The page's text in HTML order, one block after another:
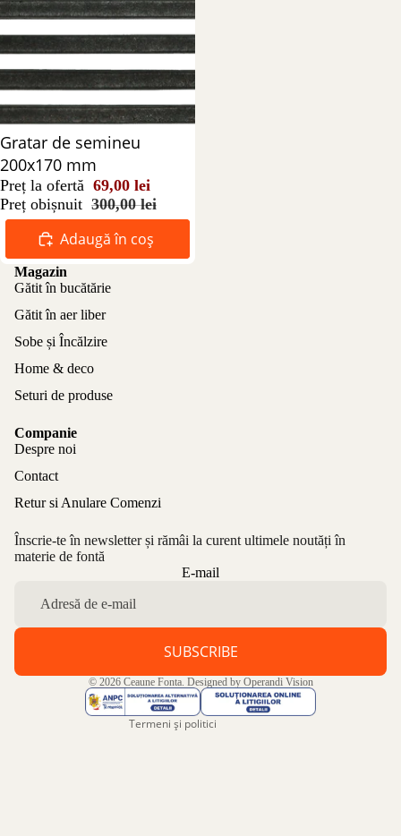
Reducere 77%
Gratar de semineu
200x170 mm
Preț la ofertă 69,00 lei
Preț obișnuit 300,00 lei
Adaugă în coș
Magazin
Gătit în bucătărie
Gătit în aer liber
Sobe și Încălzire
Home & deco
Seturi de produse
Companie
Despre noi
Contact
Retur si Anulare Comenzi
Înscrie-te în newsletter și rămâi la curent ultimele noutăți în
materie de fontă
E-mail
SUBSCRIBE
© 2026 Ceaune Fonta. Designed by Operandi Vision
Termeni și politici
Politica de confidențialitate
Aviz legal